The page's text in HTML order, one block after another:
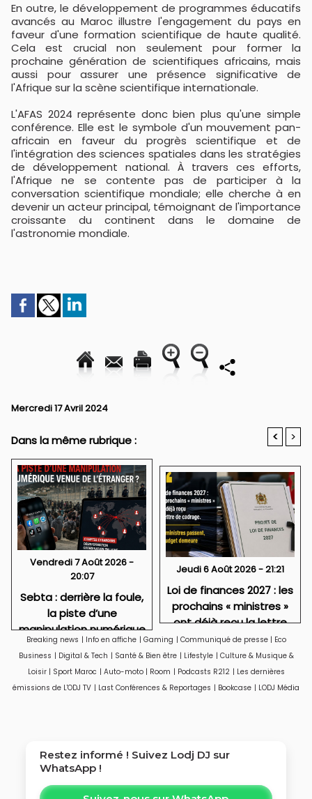
En outre, le développement de programmes éducatifs
avancés au Maroc illustre l'engagement du pays en
faveur d'une formation scientifique de haute qualité.
Cela est crucial non seulement pour former la
prochaine génération de scientifiques africains, mais
aussi pour assurer une présence significative de
l'Afrique sur la scène scientifique internationale.
L'AFAS 2024 représente donc bien plus qu'une simple
conférence. Elle est le symbole d'un mouvement pan-
africain en faveur du progrès scientifique et de
l'intégration des sciences spatiales dans les stratégies
de développement national. À travers ces efforts,
l'Afrique ne se contente pas de participer à la
conversation scientifique mondiale; elle cherche à en
devenir un acteur principal, témoignant de l'importance
croissante du continent dans le domaine de
l'astronomie mondiale.
Mercredi 17 Avril 2024
Dans la même rubrique : < >
Vendredi 7 Août 2026 -
20:07
Sebta : derrière la foule,
la piste d’une
manipulation numérique
venue de l’étranger ?
Jeudi 6 Août 2026 - 21:21
Loi de finances 2027 : les
prochains « ministres »
ont déjà reçu la lettre
de cadrage
Breaking news | Info en affiche | Gaming | Communiqué de presse | Eco
Business | Digital & Tech | Santé & Bien être | Lifestyle | Culture & Musique &
Loisir | Sport Maroc | Auto-moto | Room | Podcasts R212 | Les dernières
émissions de L'ODJ TV | Last Conférences & Reportages | Bookcase | LODJ Média
Restez informé ! Suivez Lodj DJ sur
WhatsApp !